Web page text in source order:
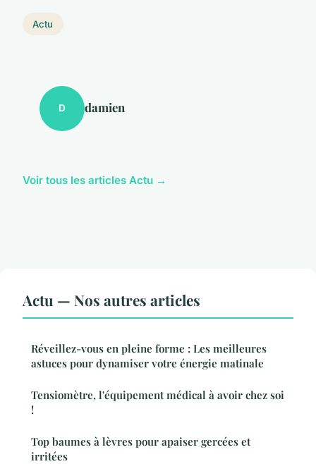
Actu
D damien
Voir tous les articles Actu →
Actu — Nos autres articles
Réveillez-vous en pleine forme : Les meilleures
astuces pour dynamiser votre énergie matinale
Tensiomètre, l'équipement médical à avoir chez soi
!
Top baumes à lèvres pour apaiser gercées et
irritées